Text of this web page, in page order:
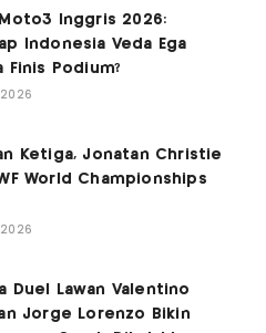
Inggris 2026:
Indonesia Veda Ega
Finis Podium?
2026
Ketiga, Jonatan Christie
World Championships
2026
Duel Lawan Valentino
Jorge Lorenzo Bikin